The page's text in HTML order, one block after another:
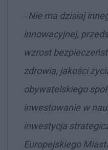
- Nie ma dzisiaj
innowacyjnej,
wzrost
zdrowia, jakości
obywatelskiego
inwestowanie w
inwestycja
Europejskiego